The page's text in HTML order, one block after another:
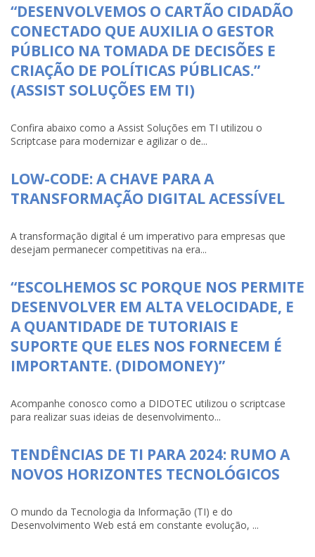
“DESENVOLVEMOS O CARTÃO CIDADÃO
CONECTADO QUE AUXILIA O GESTOR
PÚBLICO NA TOMADA DE DECISÕES E
CRIAÇÃO DE POLÍTICAS PÚBLICAS.”
(ASSIST SOLUÇÕES EM TI)
Confira abaixo como a Assist Soluções em TI utilizou o
Scriptcase para modernizar e agilizar o de...
LOW-CODE: A CHAVE PARA A
TRANSFORMAÇÃO DIGITAL ACESSÍVEL
A transformação digital é um imperativo para empresas que
desejam permanecer competitivas na era...
“ESCOLHEMOS SC PORQUE NOS PERMITE
DESENVOLVER EM ALTA VELOCIDADE, E
A QUANTIDADE DE TUTORIAIS E
SUPORTE QUE ELES NOS FORNECEM É
IMPORTANTE. (DIDOMONEY)”
Acompanhe conosco como a DIDOTEC utilizou o scriptcase
para realizar suas ideias de desenvolvimento...
TENDÊNCIAS DE TI PARA 2024: RUMO A
NOVOS HORIZONTES TECNOLÓGICOS
O mundo da Tecnologia da Informação (TI) e do
Desenvolvimento Web está em constante evolução, ...